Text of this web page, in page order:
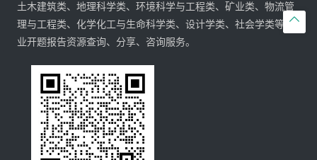

土木建筑类、地理科学类、环境科学与工程类、矿业类、物流管
理与工程类、化学化工与生命科学类、设计学类、社会学类等专
业开题报告资源查询、分享、咨询服务。